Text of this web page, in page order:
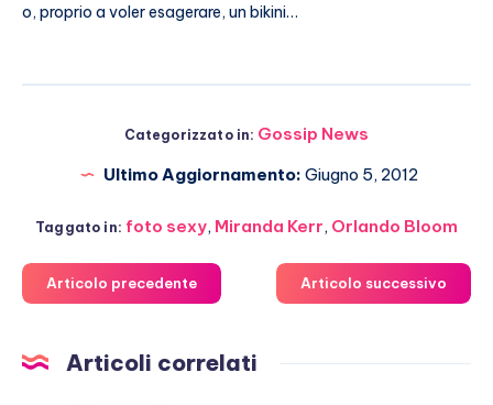
o, proprio a voler esagerare, un bikini…
Categorizzato in: Gossip News
Ultimo Aggiornamento: Giugno 5, 2012
Taggato in: foto sexy, Miranda Kerr, Orlando Bloom
Articolo precedente Articolo successivo
Articoli correlati